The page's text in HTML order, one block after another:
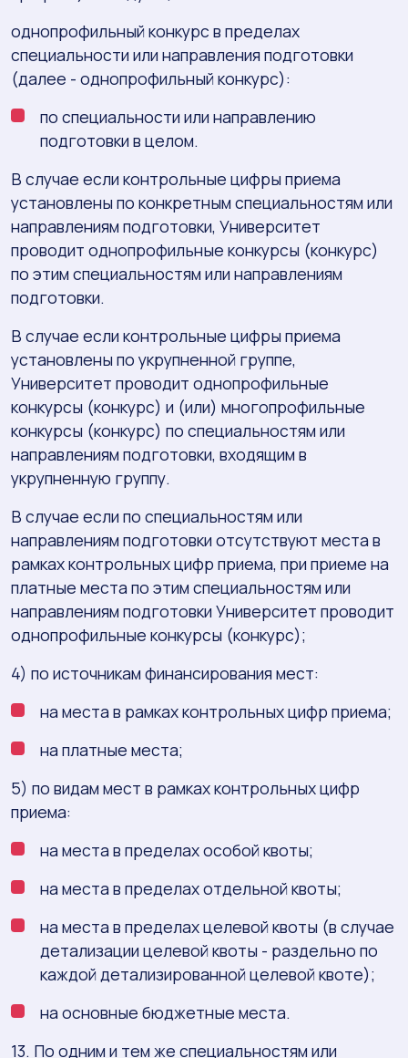
однопрофильный конкурс в пределах
специальности или направления подготовки
(далее - однопрофильный конкурс):
по специальности или направлению
подготовки в целом.
В случае если контрольные цифры приема
установлены по конкретным специальностям или
направлениям подготовки, Университет
проводит однопрофильные конкурсы (конкурс)
по этим специальностям или направлениям
подготовки.
В случае если контрольные цифры приема
установлены по укрупненной группе,
Университет проводит однопрофильные
конкурсы (конкурс) и (или) многопрофильные
конкурсы (конкурс) по специальностям или
направлениям подготовки, входящим в
укрупненную группу.
В случае если по специальностям или
направлениям подготовки отсутствуют места в
рамках контрольных цифр приема, при приеме на
платные места по этим специальностям или
направлениям подготовки Университет проводит
однопрофильные конкурсы (конкурс);
4) по источникам финансирования мест:
на места в рамках контрольных цифр приема;
на платные места;
5) по видам мест в рамках контрольных цифр
приема:
на места в пределах особой квоты;
на места в пределах отдельной квоты;
на места в пределах целевой квоты (в случае
детализации целевой квоты - раздельно по
каждой детализированной целевой квоте);
на основные бюджетные места.
13. По одним и тем же специальностям или